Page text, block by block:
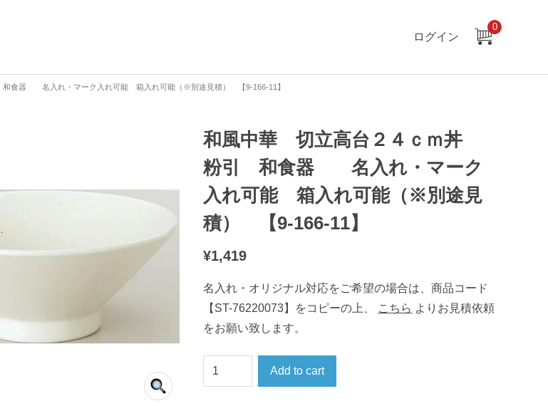
ログイン
0
食器 名入れ・マーク入れ可能 箱入れ可能（※別途見積） 【9-166-11】
和風中華 切立高台２４ｃｍ丼
粉引 和食器 名入れ・マーク
入れ可能 箱入れ可能（※別途見
積） 【9-166-11】
¥1,419
名入れ・オリジナル対応をご希望の場合は、商品コード
【ST-76220073】をコピーの上、
こちら よりお見積依頼
をお願い致します。
和
風
Add to cart